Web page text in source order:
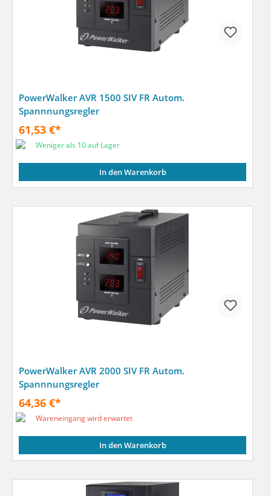
PowerWalker AVR 1500 SIV FR Autom.
Spannnungsregler
61,53 €*
Weniger als 10 auf Lager
In den Warenkorb
PowerWalker AVR 2000 SIV FR Autom.
Spannnungsregler
64,36 €*
Wareneingang wird erwartet
In den Warenkorb